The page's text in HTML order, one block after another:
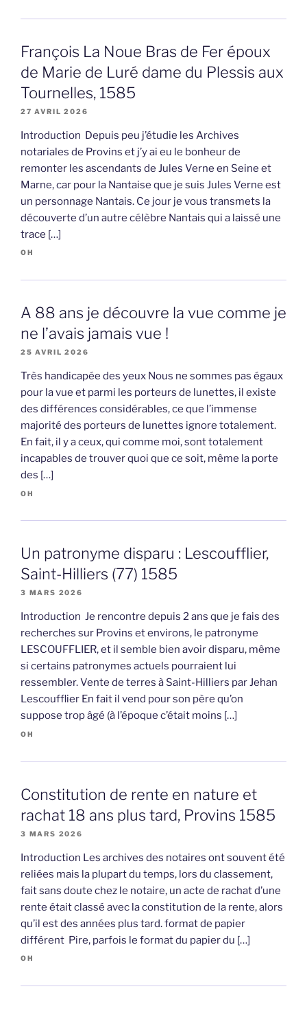
François La Noue Bras de Fer époux
de Marie de Luré dame du Plessis aux
Tournelles, 1585
27 AVRIL 2026
Introduction Depuis peu j’étudie les Archives
notariales de Provins et j’y ai eu le bonheur de
remonter les ascendants de Jules Verne en Seine et
Marne, car pour la Nantaise que je suis Jules Verne est
un personnage Nantais. Ce jour je vous transmets la
découverte d’un autre célèbre Nantais qui a laissé une
trace […]
OH
A 88 ans je découvre la vue comme je
ne l’avais jamais vue !
25 AVRIL 2026
Très handicapée des yeux Nous ne sommes pas égaux
pour la vue et parmi les porteurs de lunettes, il existe
des différences considérables, ce que l’immense
majorité des porteurs de lunettes ignore totalement.
En fait, il y a ceux, qui comme moi, sont totalement
incapables de trouver quoi que ce soit, même la porte
des […]
OH
Un patronyme disparu : Lescoufflier,
Saint-Hilliers (77) 1585
3 MARS 2026
Introduction Je rencontre depuis 2 ans que je fais des
recherches sur Provins et environs, le patronyme
LESCOUFFLIER, et il semble bien avoir disparu, même
si certains patronymes actuels pourraient lui
ressembler. Vente de terres à Saint-Hilliers par Jehan
Lescoufflier En fait il vend pour son père qu’on
suppose trop âgé (à l’époque c’était moins […]
OH
Constitution de rente en nature et
rachat 18 ans plus tard, Provins 1585
3 MARS 2026
Introduction Les archives des notaires ont souvent été
reliées mais la plupart du temps, lors du classement,
fait sans doute chez le notaire, un acte de rachat d’une
rente était classé avec la constitution de la rente, alors
qu’il est des années plus tard. format de papier
différent Pire, parfois le format du papier du […]
OH